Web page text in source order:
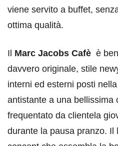
viene servito a buffet,
ottima qualità.
Il Marc Jacobs Cafè è
davvero originale, stile
interni ed esterni posti
antistante a una bellissima
frequentato da clientela
durante la pausa pranzo. Il